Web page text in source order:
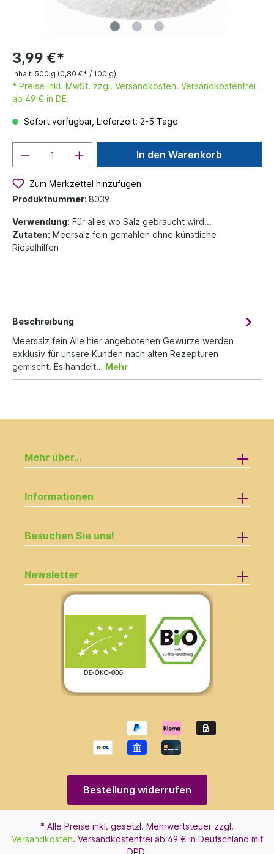
3,99 €*
Inhalt: 500 g (0,80 €* / 100 g)
* Preise inkl. MwSt. zzgl. Versandkosten. Versandkostenfrei
ab 49 € in DE.
Sofort verfügbar, Lieferzeit: 2-5 Tage
In den Warenkorb
Zum Merkzettel hinzufügen
Produktnummer: 8039
Verwendung: Für alles wo Salz gebraucht wird...
Zutaten: Meersalz fein gemahlen ohne künstliche
Rieselhilfen
Beschreibung
Meersalz fein Alle hier angebotenen Gewürze werden
exklusiv für unsere Kunden nach alten Rezepturen
gemischt. Es handelt… Mehr
Mehr über...
Informationen
Besuchen Sie uns!
Newsletter
Bestellung widerrufen
* Alle Preise inkl. gesetzl. Mehrwertsteuer zzgl.
Versandkosten. Versandkostenfrei ab 49 € in Deutschland mit
DPD.